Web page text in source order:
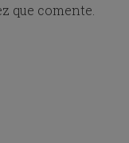
que comente.